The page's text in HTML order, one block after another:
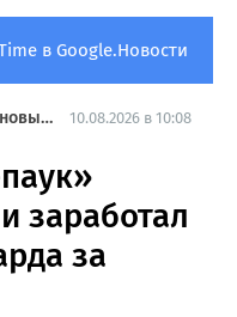
в Google.Новости
Человек-паук: Совершенно новый день
10.08.2026 в 10:08
заработал
за